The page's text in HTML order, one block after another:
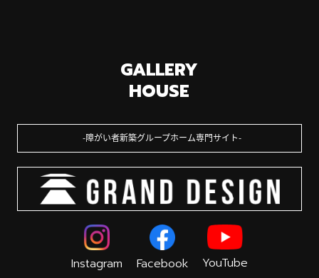
GALLERY
HOUSE
障がい者新築グループホーム専門サイト
Instagram Facebook YouTube